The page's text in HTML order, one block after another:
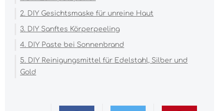
2. DIY Gesichtsmaske für unreine Haut
3. DIY Sanftes Körperpeeling
4. DIY Paste bei Sonnenbrand
5. DIY Reinigungsmittel für Edelstahl, Silber und
Gold